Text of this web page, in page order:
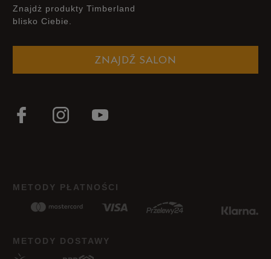
Znajdż produkty Timberland
blisko Ciebie.
ZNAJDŹ SALON
METODY PŁATNOŚCI
METODY DOSTAWY